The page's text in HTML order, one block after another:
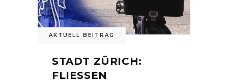
AKTUELL BEITRAG
STADT ZÜRICH:
FLIESSEN